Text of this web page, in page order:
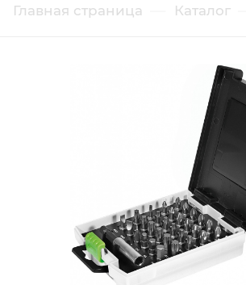
Главная страница Каталог